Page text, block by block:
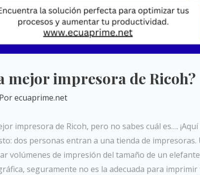
mejor impresora de Ricoh?
ecuaprime.net
impresora de Ricoh, pero no sabes cuál es….
dos personas entran a una tienda de
volúmenes de impresión del tamaño de un
seguramente no es la adecuada para